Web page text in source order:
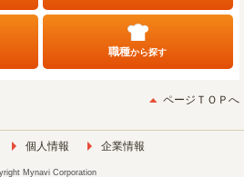
職種から探す
ページＴＯＰへ
個人情報 企業情報
Mynavi Corporation